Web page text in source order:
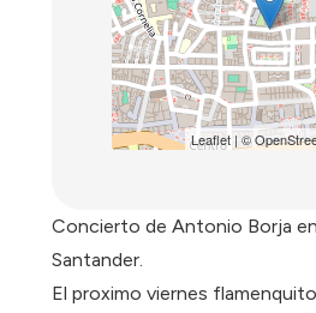
Leaflet| ©
Concierto de Antonio Borja
Santander.
El proximo viernes